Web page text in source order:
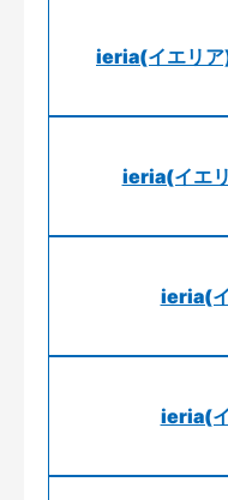
ieria(イエリア
ieria(イエ
ieria(
ieria(